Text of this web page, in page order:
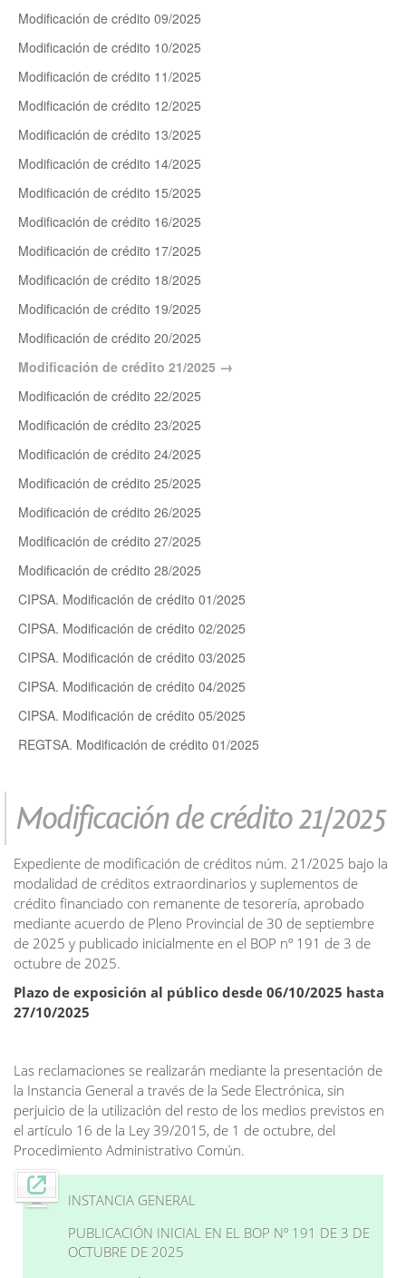
Modificación de crédito 09/2025
Modificación de crédito 10/2025
Modificación de crédito 11/2025
Modificación de crédito 12/2025
Modificación de crédito 13/2025
Modificación de crédito 14/2025
Modificación de crédito 15/2025
Modificación de crédito 16/2025
Modificación de crédito 17/2025
Modificación de crédito 18/2025
Modificación de crédito 19/2025
Modificación de crédito 20/2025
Modificación de crédito 21/2025
Modificación de crédito 22/2025
Modificación de crédito 23/2025
Modificación de crédito 24/2025
Modificación de crédito 25/2025
Modificación de crédito 26/2025
Modificación de crédito 27/2025
Modificación de crédito 28/2025
CIPSA. Modificación de crédito 01/2025
CIPSA. Modificación de crédito 02/2025
CIPSA. Modificación de crédito 03/2025
CIPSA. Modificación de crédito 04/2025
CIPSA. Modificación de crédito 05/2025
REGTSA. Modificación de crédito 01/2025
Modificación de crédito 21/2025
Expediente de modificación de créditos núm. 21/2025 bajo la
modalidad de créditos extraordinarios y suplementos de
crédito financiado con remanente de tesorería, aprobado
mediante acuerdo de Pleno Provincial de 30 de septiembre
de 2025 y publicado inicialmente en el BOP nº 191 de 3 de
octubre de 2025.
Plazo de exposición al público desde 06/10/2025 hasta
27/10/2025
Las reclamaciones se realizarán mediante la presentación de
la Instancia General a través de la Sede Electrónica, sin
perjuicio de la utilización del resto de los medios previstos en
el artículo 16 de la Ley 39/2015, de 1 de octubre, del
Procedimiento Administrativo Común.
INSTANCIA GENERAL
PUBLICACIÓN INICIAL EN EL BOP Nº 191 DE 3 DE
OCTUBRE DE 2025